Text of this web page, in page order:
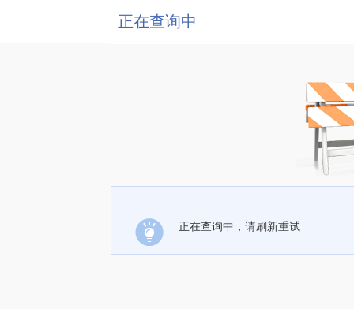
正在查询中
正在查询中，请刷新重试